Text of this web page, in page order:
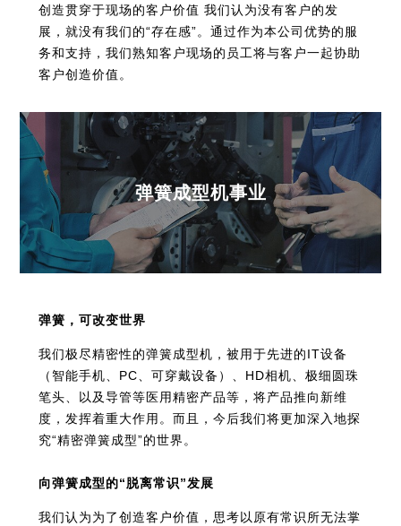
创造贯穿于现场的客户价值 我们认为没有客户的发
展，就没有我们的“存在感”。通过作为本公司优势的服
务和支持，我们熟知客户现场的员工将与客户一起协助
客户创造价值。
弹簧成型机事业
弹簧，可改变世界
我们极尽精密性的弹簧成型机，被用于先进的IT设备
（智能手机、PC、可穿戴设备）、HD相机、极细圆珠
笔头、以及导管等医用精密产品等，将产品推向新维
度，发挥着重大作用。而且，今后我们将更加深入地探
究“精密弹簧成型”的世界。
向弹簧成型的“脱离常识”发展
我们认为为了创造客户价值，思考以原有常识所无法掌